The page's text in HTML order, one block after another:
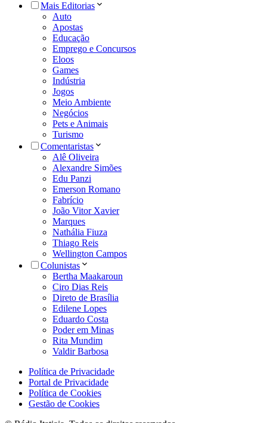
Mais Editorias
Auto
Apostas
Educação
Emprego e Concursos
Eloos
Games
Indústria
Jogos
Meio Ambiente
Negócios
Pets e Animais
Turismo
Comentaristas
Alê Oliveira
Alexandre Simões
Edu Panzi
Emerson Romano
Fabrício
João Vitor Xavier
Marques
Nathália Fiuza
Thiago Reis
Wellington Campos
Colunistas
Bertha Maakaroun
Ciro Dias Reis
Direto de Brasília
Edilene Lopes
Eduardo Costa
Poder em Minas
Rita Mundim
Valdir Barbosa
Política de Privacidade
Portal de Privacidade
Política de Cookies
Gestão de Cookies